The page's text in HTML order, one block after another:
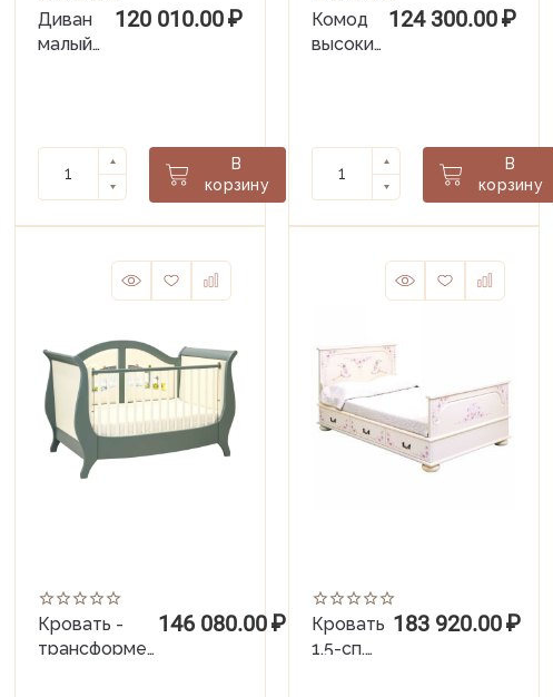
Диван
малый
120 010.00₽
В
корзину
Комод
высокий
124 300.00₽
В
корзину
Кровать -
трансформер
146 080.00₽
Кровать
1,5-сп.
183 920.00₽